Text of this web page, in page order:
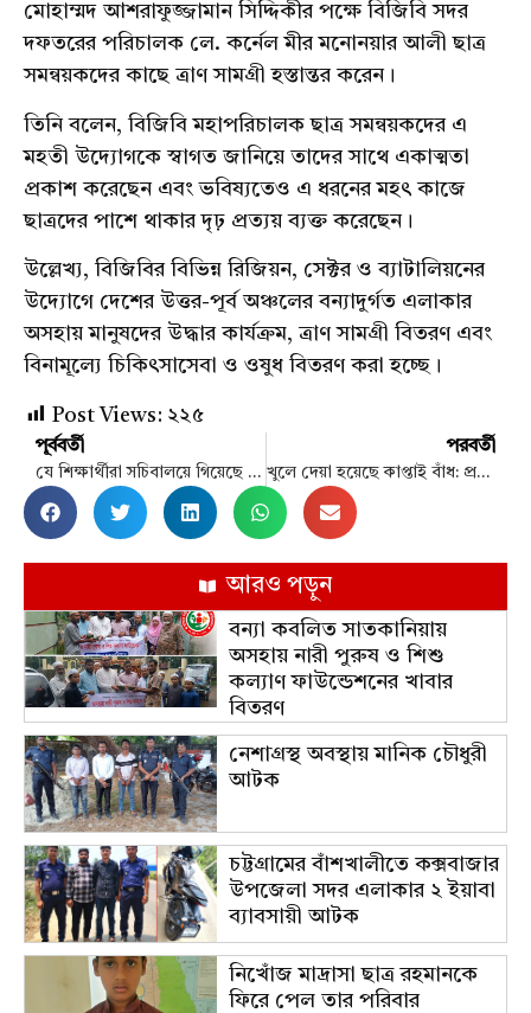
মোহাম্মদ আশরাফুজ্জামান সিদ্দিকীর পক্ষে বিজিবি সদর
দফতরের পরিচালক লে. কর্নেল মীর মনোনয়ার আলী ছাত্র
সমন্বয়কদের কাছে ত্রাণ সামগ্রী হস্তান্তর করেন।
তিনি বলেন, বিজিবি মহাপরিচালক ছাত্র সমন্বয়কদের এ
মহতী উদ্যোগকে স্বাগত জানিয়ে তাদের সাথে একাত্মতা
প্রকাশ করেছেন এবং ভবিষ্যতেও এ ধরনের মহৎ কাজে
ছাত্রদের পাশে থাকার দৃঢ় প্রত্যয় ব্যক্ত করেছেন।
উল্লেখ্য, বিজিবির বিভিন্ন রিজিয়ন, সেক্টর ও ব্যাটালিয়নের
উদ্যোগে দেশের উত্তর-পূর্ব অঞ্চলের বন্যাদুর্গত এলাকার
অসহায় মানুষদের উদ্ধার কার্যক্রম, ত্রাণ সামগ্রী বিতরণ এবং
বিনামূল্যে চিকিৎসাসেবা ও ওষুধ বিতরণ করা হচ্ছে।
Post Views: ২২৫
পূর্ববর্তী
যে শিক্ষার্থীরা সচিবালয়ে গিয়েছে তারা মেধার মূল্যায়নকে প্রতিনিধিত্ব করে না: সারজিস
পরবর্তী
খুলে দেয়া হয়েছে কাপ্তাই বাঁধ: প্রতি সেকেন্ডে নিষ্কাশন হচ্ছে ৯ হাজার কিউসেক পানি
আরও পড়ুন
বন্যা কবলিত সাতকানিয়ায়
অসহায় নারী পুরুষ ও শিশু
কল্যাণ ফাউন্ডেশনের খাবার
বিতরণ
নেশাগ্রস্থ অবস্থায় মানিক চৌধুরী
আটক
চট্টগ্রামের বাঁশখালীতে কক্সবাজার
উপজেলা সদর এলাকার ২ ইয়াবা
ব্যাবসায়ী আটক
নিখোঁজ মাদ্রাসা ছাত্র রহমানকে
ফিরে পেল তার পরিবার